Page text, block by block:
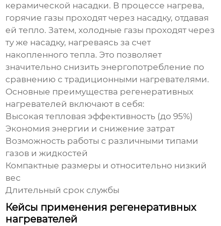
керамической насадки. В процессе нагрева,
горячие газы проходят через насадку, отдавая
ей тепло. Затем, холодные газы проходят через
ту же насадку, нагреваясь за счет
накопленного тепла. Это позволяет
значительно снизить энергопотребление по
сравнению с традиционными нагревателями.
Основные преимущества регенеративных
нагревателей включают в себя:
Высокая тепловая эффективность (до 95%)
Экономия энергии и снижение затрат
Возможность работы с различными типами
газов и жидкостей
Компактные размеры и относительно низкий
вес
Длительный срок службы
Кейсы применения регенеративных
нагревателей